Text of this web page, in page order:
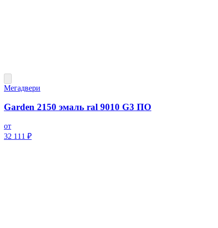
Мегадвери
Garden 2150 эмаль ral 9010 G3 ПО
от
32 111 ₽